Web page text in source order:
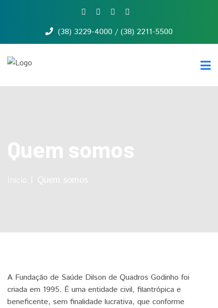
(38) 3229-4000 / (38) 2211-5500
somos
Quem somos
Início Quem somos
A Fundação de Saúde Dilson de Quadros Godinho foi
criada em 1995. É uma entidade civil, filantrópica e
beneficente, sem finalidade lucrativa, que conforme